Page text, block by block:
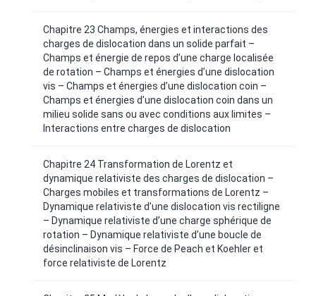
Chapitre 23 Champs, énergies et interactions des
charges de dislocation dans un solide parfait –
Champs et énergie de repos d’une charge localisée
de rotation – Champs et énergies d’une dislocation
vis – Champs et énergies d’une dislocation coin –
Champs et énergies d’une dislocation coin dans un
milieu solide sans ou avec conditions aux limites –
Interactions entre charges de dislocation
Chapitre 24 Transformation de Lorentz et
dynamique relativiste des charges de dislocation –
Charges mobiles et transformations de Lorentz –
Dynamique relativiste d’une dislocation vis rectiligne
– Dynamique relativiste d’une charge sphérique de
rotation – Dynamique relativiste d’une boucle de
désinclinaison vis – Force de Peach et Koehler et
force relativiste de Lorentz